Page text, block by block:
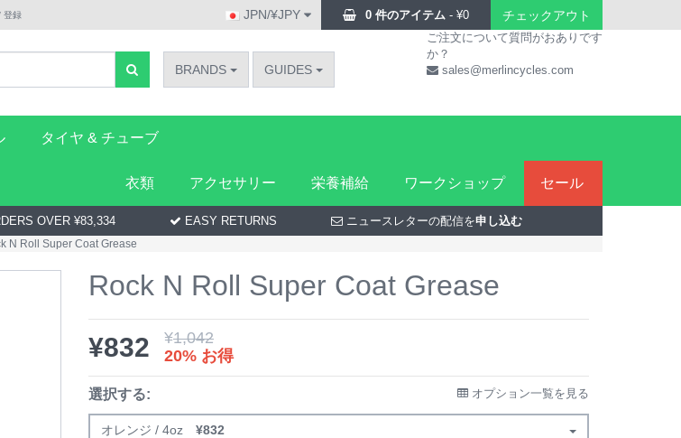
登録 0 件のアイテム - ¥0 チェックアウト
JPN/¥JPY
BRANDS GUIDES
ご注文について質問がおありです
か？
sales@merlincycles.com
タイヤ & チューブ
衣類 アクセサリー 栄養補給 ワークショップ セール
OVER ¥83,334 EASY RETURNS ニュースレターの配信を申し込む
N Roll Super Coat Grease
Rock N Roll Super Coat Grease
¥832 ¥1,042
20% お得
選択する: オプション一覧を見る
オレンジ / 4oz ¥832